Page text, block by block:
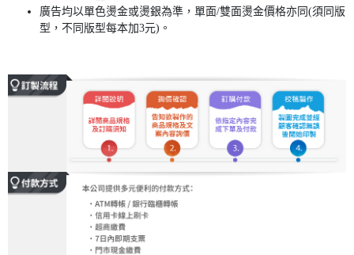
廣告均以單色燙金或燙銀為準，單面/雙面燙金價格亦同(須同版
型，不同版型每本加3元)。